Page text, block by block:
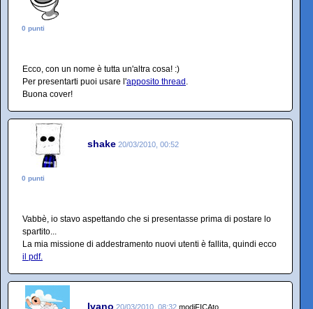
0 punti
Ecco, con un nome è tutta un'altra cosa! :)
Per presentarti puoi usare l'apposito thread .
Buona cover!
shake 20/03/2010, 00:52
0 punti
Vabbè, io stavo aspettando che si presentasse prima di postare lo
spartito...
La mia missione di addestramento nuovi utenti è fallita, quindi ecco
il pdf.
Ivano 20/03/2010, 08:32 modiFICAto